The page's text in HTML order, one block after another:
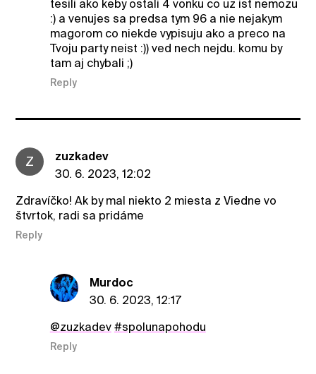
tesili ako keby ostali 4 vonku co uz ist nemozu
:) a venujes sa predsa tym 96 a nie nejakym
magorom co niekde vypisuju ako a preco na
Tvoju party neist :)) ved nech nejdu. komu by
tam aj chybali ;)
Reply
Z
zuzkadev
30. 6. 2023, 12:02
Zdravíčko! Ak by mal niekto 2 miesta z Viedne vo
štvrtok, radi sa pridáme
Reply
Murdoc
30. 6. 2023, 12:17
@zuzkadev #spolunapohodu
Reply